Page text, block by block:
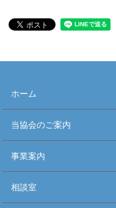
ホーム
当協会のご案内
事業案内
相談室